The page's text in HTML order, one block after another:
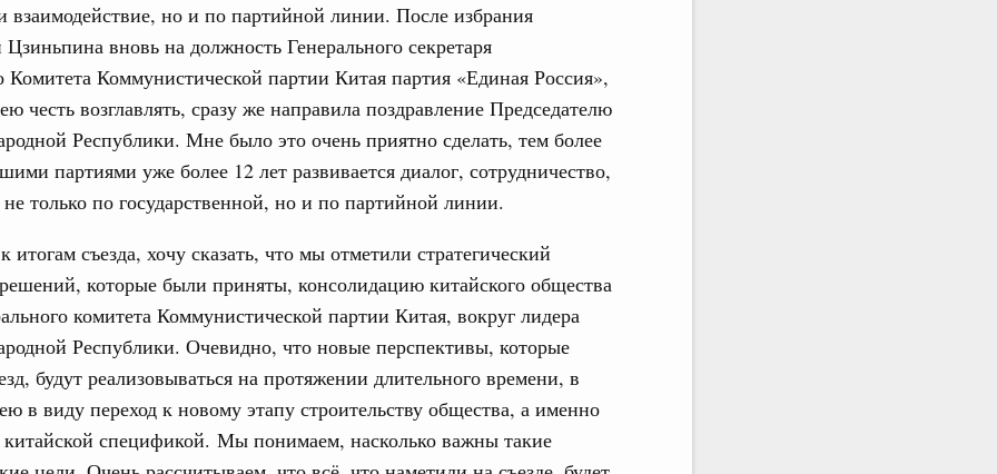
взаимодействие, но и по партийной линии. После избрания
вновь на должность Генерального секретаря
Комитета Коммунистической партии Китая партия «Единая Россия»,
честь возглавлять, сразу же направила поздравление Председателю
Республики. Мне было это очень приятно сделать, тем более
партиями уже более 12 лет развивается диалог, сотрудничество,
только по государственной, но и по партийной линии.
итогам съезда, хочу сказать, что мы отметили стратегический
которые были приняты, консолидацию китайского общества
комитета Коммунистической партии Китая, вокруг лидера
Республики. Очевидно, что новые перспективы, которые
будут реализовываться на протяжении длительного времени, в
в виду переход к новому этапу строительству общества, а именно
китайской спецификой. Мы понимаем, насколько важны такие
еще